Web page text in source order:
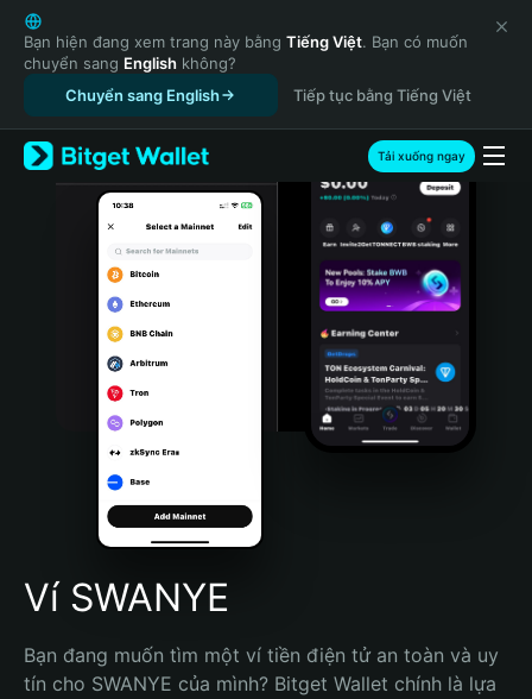
English
日本語
Tiếng Việt
Русский
Español (Latinoamérica)
Türkçe
Italiano
Português (Portugal)
Bahasa Indonesia
Português (Brasil)
Español (Argentina)
Bạn hiện đang xem trang này bằng Tiếng Việt. Bạn có muốn
chuyển sang English không?
Chuyển sang English
Tiếp tục bằng Tiếng Việt
Tải xuống ngay
Ví SWANYE
Bạn đang muốn tìm một ví tiền điện tử an toàn và uy
tín cho SWANYE của mình? Bitget Wallet chính là lựa